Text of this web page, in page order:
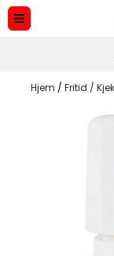
Hopp til innhold
Hjem / Fritid /